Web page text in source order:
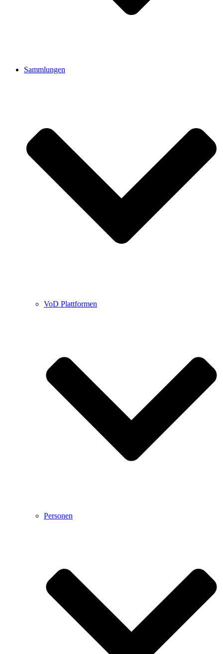
Sammlungen
VoD Plattformen
Personen